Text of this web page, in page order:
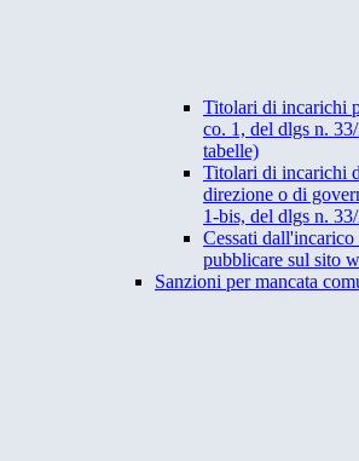
Titolari di incarichi
co. 1, del dlgs n.
tabelle)
Titolari di incarichi
direzione o di
1-bis, del dlgs n.
Cessati
pubblicare sul sito
Sanzioni per mancata